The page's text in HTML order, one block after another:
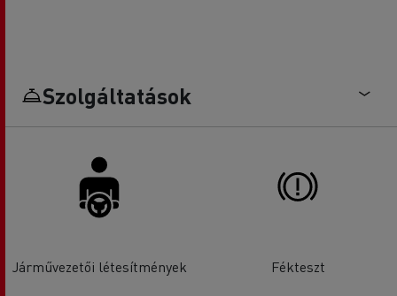
Szolgáltatások
Járművezetői létesítmények Fékteszt